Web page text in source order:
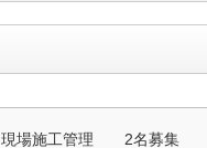
場施工管理 2名募集